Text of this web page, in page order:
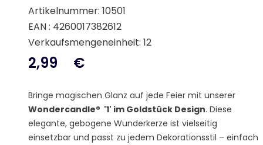
Artikelnummer: 10501
EAN : 4260017382612
Verkaufsmengeneinheit: 12
2,99 €
Bringe magischen Glanz auf jede Feier mit unserer
Wondercandle® '1' im Goldstück Design. Diese
elegante, gebogene Wunderkerze ist vielseitig
einsetzbar und passt zu jedem Dekorationsstil – einfach